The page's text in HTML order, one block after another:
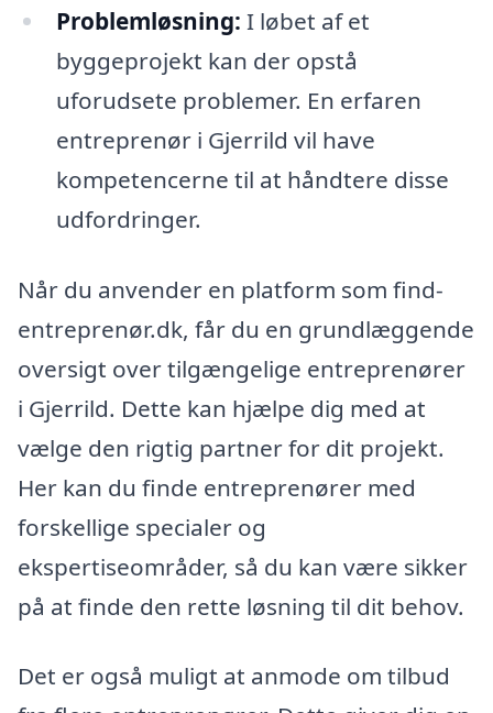
Problemløsning: I løbet af et
byggeprojekt kan der opstå
uforudsete problemer. En erfaren
entreprenør i Gjerrild vil have
kompetencerne til at håndtere disse
udfordringer.
Når du anvender en platform som find-
entreprenør.dk, får du en grundlæggende
oversigt over tilgængelige entreprenører
i Gjerrild. Dette kan hjælpe dig med at
vælge den rigtig partner for dit projekt.
Her kan du finde entreprenører med
forskellige specialer og
ekspertiseområder, så du kan være sikker
på at finde den rette løsning til dit behov.
Det er også muligt at anmode om tilbud